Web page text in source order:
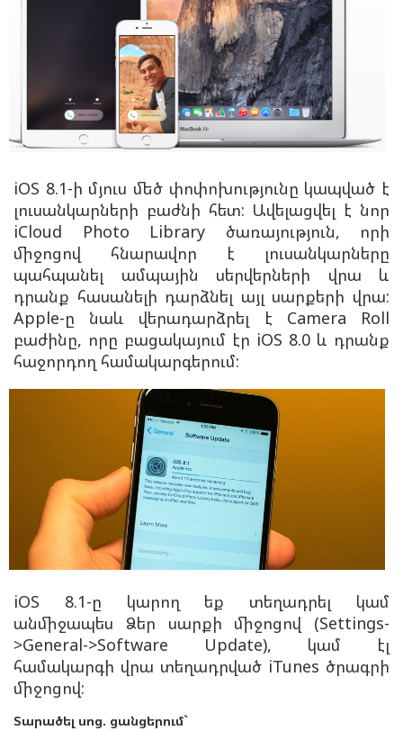
iOS 8.1-ի մյուս մեծ փոփոխությունը կապված է
լուսանկարների բաժնի հետ: Ավելացվել է նոր
iCloud Photo Library ծառայություն, որի
միջոցով հնարավոր է լուսանկարները
պահպանել ամպային սերվերների վրա և
դրանք հասանելի դարձնել այլ սարքերի վրա:
Apple-ը նաև վերադարձրել է Camera Roll
բաժինը, որը բացակայում էր iOS 8.0 և դրանք
հաջորդող համակարգերում:
iOS 8.1-ը կարող եք տեղադրել կամ
անմիջապես Ձեր սարքի միջոցով (Settings-
>General->Software Update), կամ էլ
համակարգի վրա տեղադրված iTunes ծրագրի
միջոցով:
Տարածել սոց. ցանցերում`